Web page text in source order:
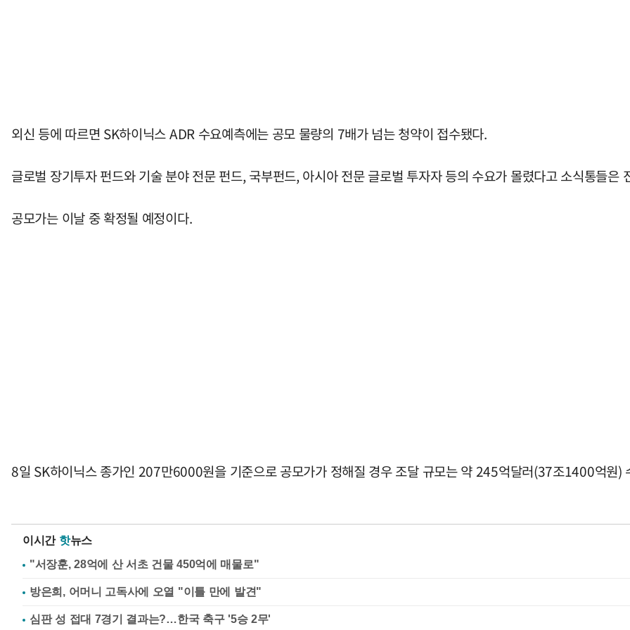
외신 등에 따르면 SK하이닉스 ADR 수요예측에는 공모 물량의 7배가 넘는 청약이 접수됐다.
글로벌 장기투자 펀드와 기술 분야 전문 펀드, 국부펀드, 아시아 전문 글로벌 투자자 등의 수요가 몰렸다고 소식통들은
공모가는 이날 중 확정될 예정이다.
8일 SK하이닉스 종가인 207만6000원을 기준으로 공모가가 정해질 경우 조달 규모는 약 245억달러(37조1400억원)
이시간 핫뉴스
"서장훈, 28억에 산 서초 건물 450억에 매물로"
방은희, 어머니 고독사에 오열 "이틀 만에 발견"
심판 성 접대 7경기 결과는?…한국 축구 '5승 2무'